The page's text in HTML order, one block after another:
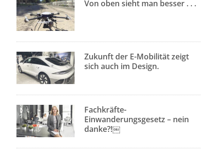
Von oben sieht man besser . . .
Zukunft der E-Mobilität zeigt
sich auch im Design.
Fachkräfte-
Einwanderungsgesetz – nein
danke?!￼